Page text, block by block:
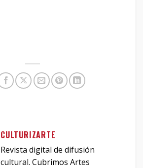
CULTURIZARTE
Revista digital de difusión
cultural. Cubrimos Artes